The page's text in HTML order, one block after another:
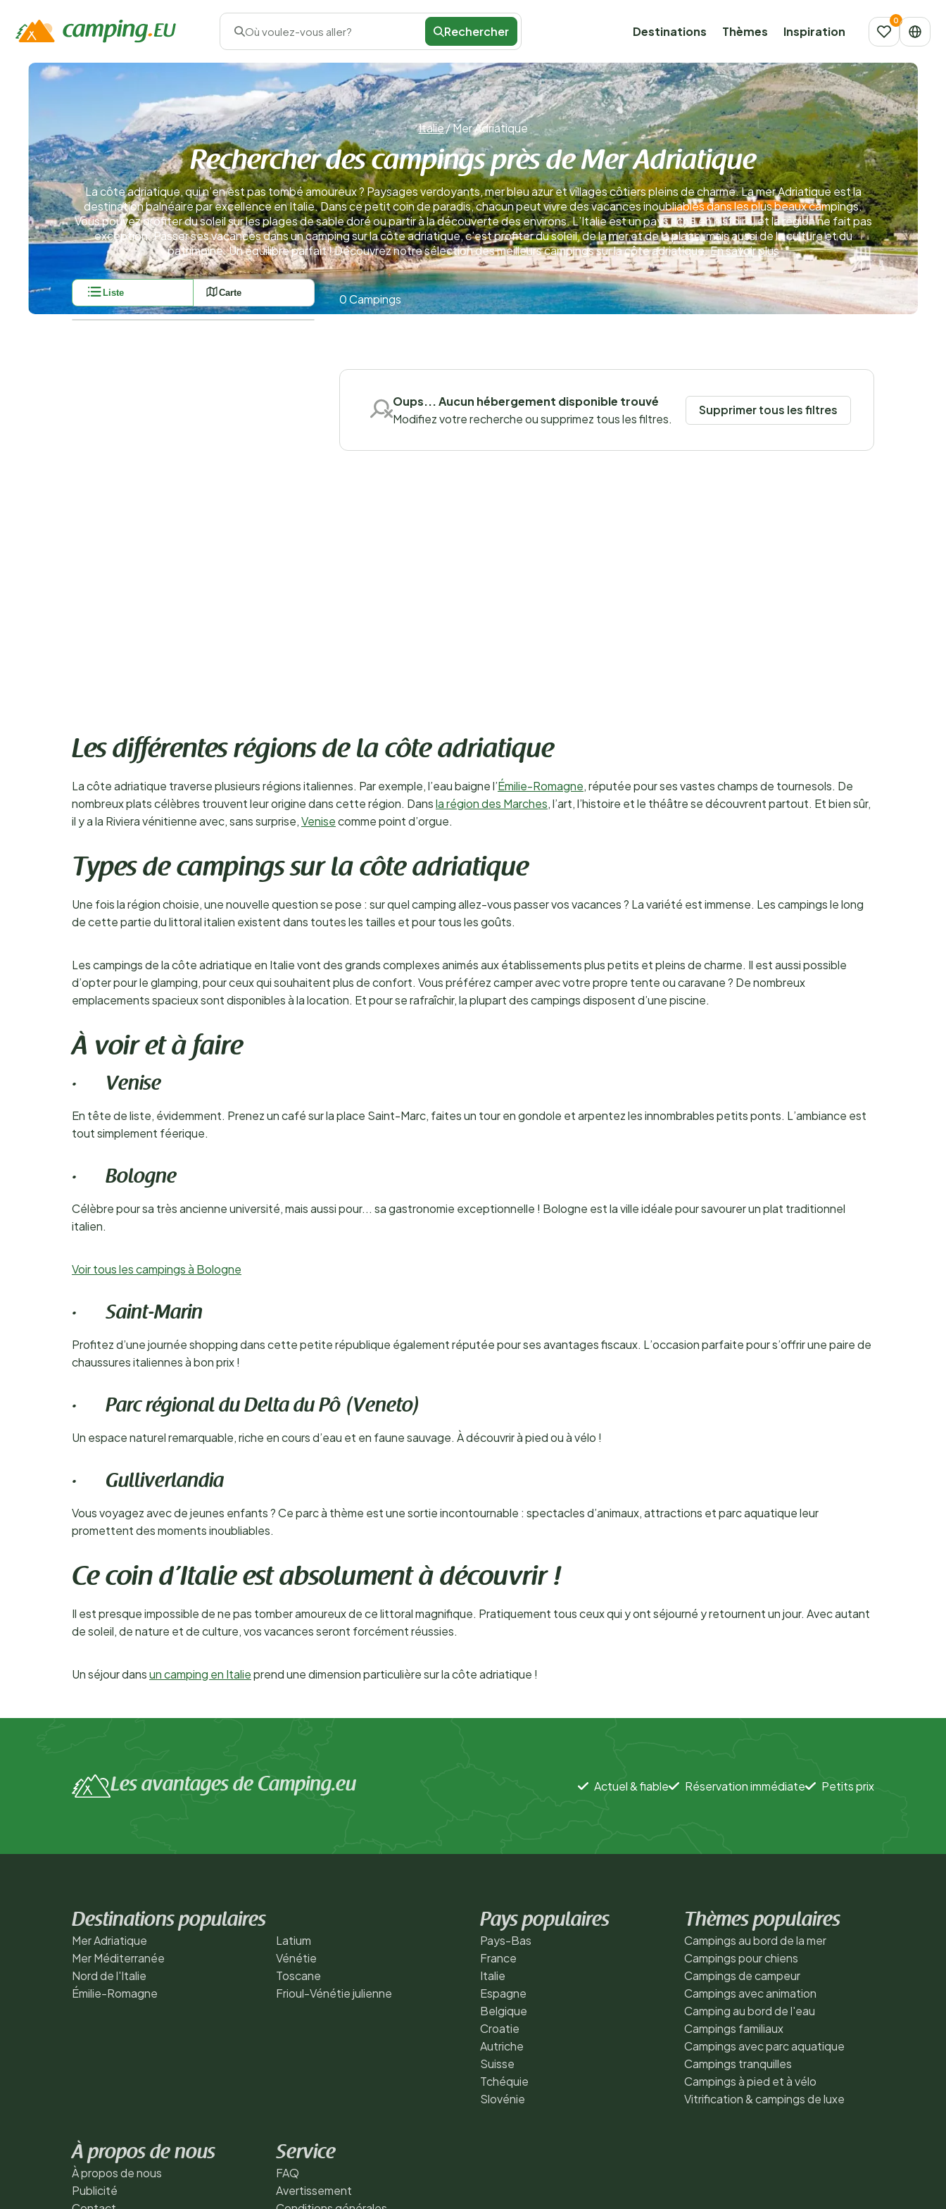
Où voulez-vous aller? Rechercher Destinations Thèmes Inspiration
Italie/Mer Adriatique
Rechercher des campings près de Mer Adriatique
La côte adriatique, qui n’en est pas tombé amoureux ? Paysages verdoyants, mer bleu azur et villages côtiers pleins de charme. La mer Adriatique est la
destination balnéaire par excellence en Italie. Dans ce petit coin de paradis, chacun peut vivre des vacances inoubliables dans les plus beaux campings.
Vous pouvez profiter du soleil sur les plages de sable doré ou partir à la découverte des environs. L’Italie est un pays riche en histoire, et la région ne fait pas
exception. Passer ses vacances dans un camping sur la côte adriatique, c’est profiter du soleil, de la mer et de la plage, mais aussi de la culture et du
patrimoine. Un équilibre parfait ! Découvrez notre sélection des meilleurs campings sur la côte adriatique.En savoir plus
Liste Carte 0 Campings
Oups... Aucun hébergement disponible trouvé
Modifiez votre recherche ou supprimez tous les filtres.
Supprimer tous les filtres
Les différentes régions de la côte adriatique
La côte adriatique traverse plusieurs régions italiennes. Par exemple, l’eau baigne l’Émilie-Romagne, réputée pour ses vastes champs de tournesols. De
nombreux plats célèbres trouvent leur origine dans cette région. Dansla région des Marches, l’art, l’histoire et le théâtre se découvrent partout. Et bien sûr,
il y a la Riviera vénitienne avec, sans surprise,Venisecomme point d’orgue.
Types de campings sur la côte adriatique
Une fois la région choisie, une nouvelle question se pose : sur quel camping allez-vous passer vos vacances ? La variété est immense. Les campings le long
de cette partie du littoral italien existent dans toutes les tailles et pour tous les goûts.
Les campings de la côte adriatique en Italie vont des grands complexes animés aux établissements plus petits et pleins de charme. Il est aussi possible
d’opter pour le glamping, pour ceux qui souhaitent plus de confort. Vous préférez camper avec votre propre tente ou caravane ? De nombreux
emplacements spacieux sont disponibles à la location. Et pour se rafraîchir, la plupart des campings disposent d’une piscine.
À voir et à faire
· Venise
En tête de liste, évidemment. Prenez un café sur la place Saint-Marc, faites un tour en gondole et arpentez les innombrables petits ponts. L’ambiance est
tout simplement féerique.
· Bologne
Célèbre pour sa très ancienne université, mais aussi pour... sa gastronomie exceptionnelle ! Bologne est la ville idéale pour savourer un plat traditionnel
italien.
Voir tous les campings à Bologne
· Saint-Marin
Profitez d’une journée shopping dans cette petite république également réputée pour ses avantages fiscaux. L’occasion parfaite pour s’offrir une paire de
chaussures italiennes à bon prix !
· Parc régional du Delta du Pô (Veneto)
Un espace naturel remarquable, riche en cours d’eau et en faune sauvage. À découvrir à pied ou à vélo !
· Gulliverlandia
Vous voyagez avec de jeunes enfants ? Ce parc à thème est une sortie incontournable : spectacles d’animaux, attractions et parc aquatique leur
promettent des moments inoubliables.
Ce coin d’Italie est absolument à découvrir !
Il est presque impossible de ne pas tomber amoureux de ce littoral magnifique. Pratiquement tous ceux qui y ont séjourné y retournent un jour. Avec autant
de soleil, de nature et de culture, vos vacances seront forcément réussies.
Un séjour dansun camping en Italieprend une dimension particulière sur la côte adriatique !
Les avantages de Camping.eu Actuel & fiable Réservation immédiate Petits prix
Destinations populaires
Mer Adriatique
Mer Méditerranée
Nord de l'Italie
Émilie-Romagne
Latium
Vénétie
Toscane
Frioul-Vénétie julienne
Pays populaires
Pays-Bas
France
Italie
Espagne
Belgique
Croatie
Autriche
Suisse
Tchéquie
Slovénie
Thèmes populaires
Campings au bord de la mer
Campings pour chiens
Campings de campeur
Campings avec animation
Camping au bord de l'eau
Campings familiaux
Campings avec parc aquatique
Campings tranquilles
Campings à pied et à vélo
Vitrification & campings de luxe
À propos de nous
À propos de nous
Publicité
Service
FAQ
Avertissement